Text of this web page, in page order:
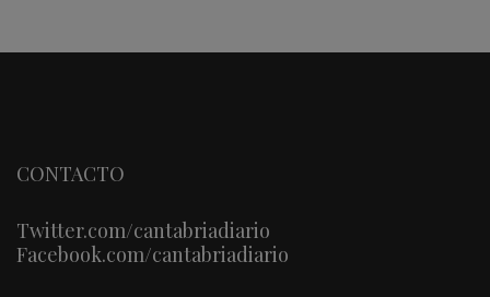
CONTACTO
Twitter.com/cantabriadiario
Facebook.com/cantabriadiario